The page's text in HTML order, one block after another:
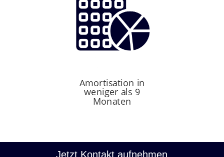
Amortisation in
weniger als 9
Monaten
Jetzt Kontakt aufnehmen